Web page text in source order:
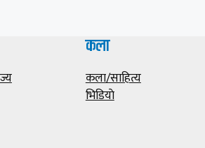
कला
कला/साहित्य
भिडियाे